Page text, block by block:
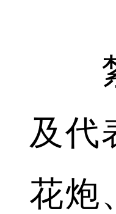
紮
及代
花炮